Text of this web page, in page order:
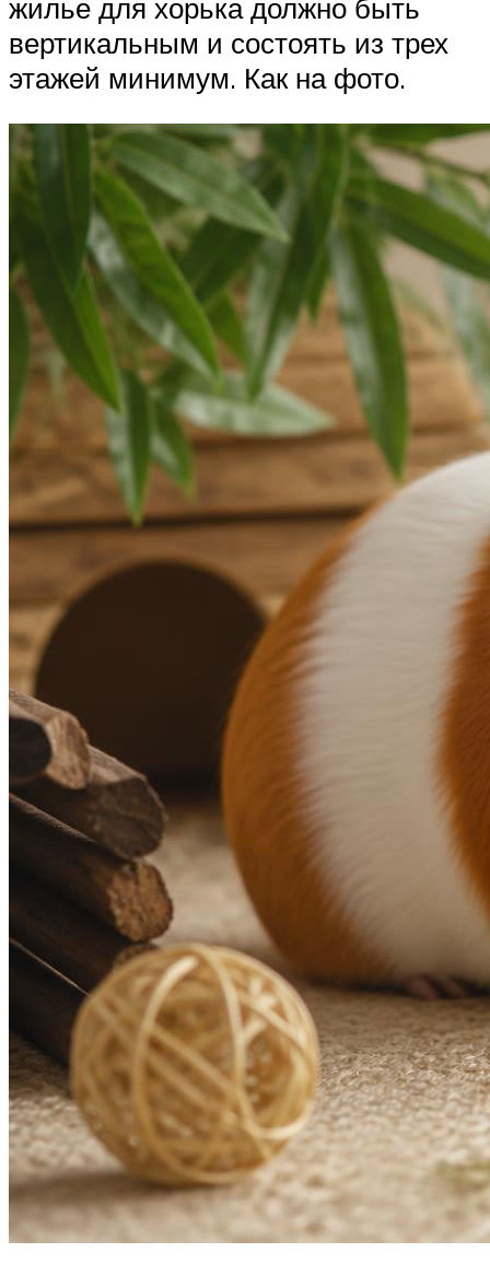
жилье для хорька должно быть
вертикальным и состоять из трех
этажей минимум. Как на фото.